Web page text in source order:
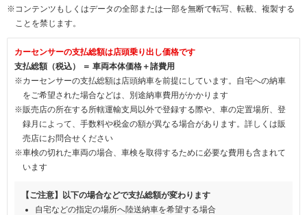
※コンテンツもしくはデータの全部または一部を無断で転写、転載、複製する
ことを禁じます。
カーセンサーの支払総額は店頭乗り出し価格です
支払総額（税込） ＝ 車両本体価格＋諸費用
※カーセンサーの支払総額は店頭納車を前提にしています。自宅への納車
をご希望された場合などは、別途納車費用がかかります
※販売店の所在する所轄運輸支局以外で登録する際や、車の定置場所、登
録月によって、手数料や税金の額が異なる場合があります。詳しくは販
売店にお問合せください
※車検の切れた車両の場合、車検を取得するために必要な費用も含まれて
います
【ご注意】以下の場合などで支払総額が変わります
自宅などの指定の場所へ陸送納車を希望する場合